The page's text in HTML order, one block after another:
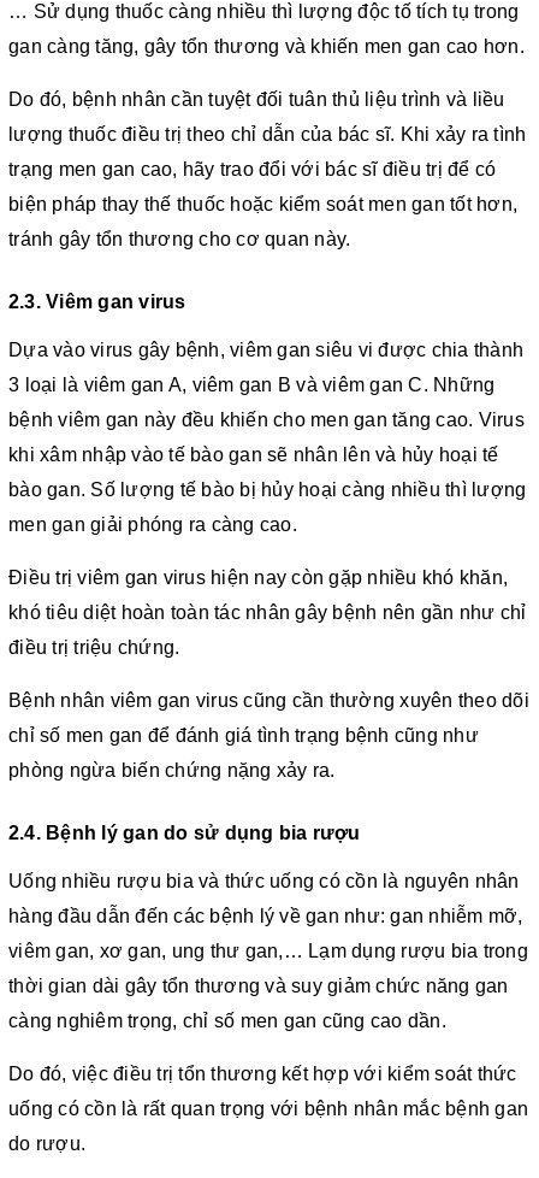
… Sử dụng thuốc càng nhiều thì lượng độc tố tích tụ trong
gan càng tăng, gây tổn thương và khiến men gan cao hơn.
Do đó, bệnh nhân cần tuyệt đối tuân thủ liệu trình và liều
lượng thuốc điều trị theo chỉ dẫn của bác sĩ. Khi xảy ra tình
trạng men gan cao, hãy trao đổi với bác sĩ điều trị để có
biện pháp thay thế thuốc hoặc kiểm soát men gan tốt hơn,
tránh gây tổn thương cho cơ quan này.
2.3. Viêm gan virus
Dựa vào virus gây bệnh, viêm gan siêu vi được chia thành
3 loại là viêm gan A, viêm gan B và viêm gan C. Những
bệnh viêm gan này đều khiến cho men gan tăng cao. Virus
khi xâm nhập vào tế bào gan sẽ nhân lên và hủy hoại tế
bào gan. Số lượng tế bào bị hủy hoại càng nhiều thì lượng
men gan giải phóng ra càng cao.
Điều trị viêm gan virus hiện nay còn gặp nhiều khó khăn,
khó tiêu diệt hoàn toàn tác nhân gây bệnh nên gần như chỉ
điều trị triệu chứng.
Bệnh nhân viêm gan virus cũng cần thường xuyên theo dõi
chỉ số men gan để đánh giá tình trạng bệnh cũng như
phòng ngừa biến chứng nặng xảy ra.
2.4. Bệnh lý gan do sử dụng bia rượu
Uống nhiều rượu bia và thức uống có cồn là nguyên nhân
hàng đầu dẫn đến các bệnh lý về gan như: gan nhiễm mỡ,
viêm gan, xơ gan, ung thư gan,… Lạm dụng rượu bia trong
thời gian dài gây tổn thương và suy giảm chức năng gan
càng nghiêm trọng, chỉ số men gan cũng cao dần.
Do đó, việc điều trị tổn thương kết hợp với kiểm soát thức
uống có cồn là rất quan trọng với bệnh nhân mắc bệnh gan
do rượu.